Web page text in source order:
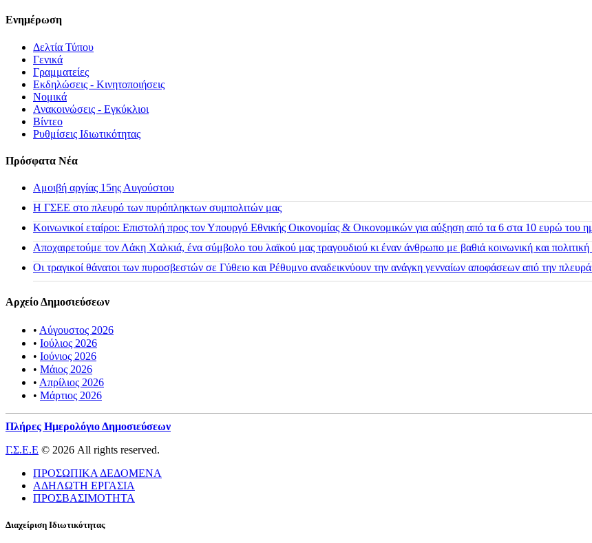
Ενημέρωση
Δελτία Τύπου
Γενικά
Γραμματείες
Εκδηλώσεις - Κινητοποιήσεις
Νομικά
Ανακοινώσεις - Εγκύκλιοι
Βίντεο
Ρυθμίσεις Ιδιωτικότητας
Πρόσφατα Νέα
Αμοιβή αργίας 15ης Αυγούστου
H ΓΣΕΕ στο πλευρό των πυρόπληκτων συμπολιτών μας
Κοινωνικοί εταίροι: Επιστολή προς τον Υπουργό Εθνικής Οικονομίας & Οικονομικών για αύξηση από τα 6 στα 10 ευρώ του
Αποχαιρετούμε τον Λάκη Χαλκιά, ένα σύμβολο του λαϊκού μας τραγουδιού κι έναν άνθρωπο με βαθιά κοινωνική και
Οι τραγικοί θάνατοι των πυροσβεστών σε Γύθειο και Ρέθυμνο αναδεικνύουν την ανάγκη γενναίων αποφάσεων από την πλευρά
Αρχείο Δημοσιεύσεων
• Αύγουστος 2026
• Ιούλιος 2026
• Ιούνιος 2026
• Μάιος 2026
• Απρίλιος 2026
• Μάρτιος 2026
Πλήρες Ημερολόγιο Δημοσιεύσεων
Γ.Σ.Ε.Ε © 2026 All rights reserved.
ΠΡΟΣΩΠΙΚΑ ΔΕΔΟΜΕΝΑ
ΑΔΗΛΩΤΗ ΕΡΓΑΣΙΑ
ΠΡΟΣΒΑΣΙΜΟΤΗΤΑ
Διαχείριση Ιδιωτικότητας